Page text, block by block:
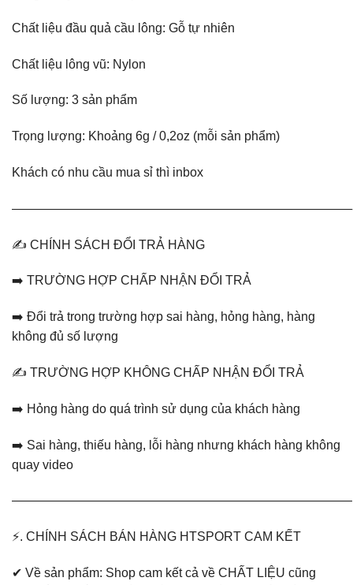
Chất liệu đầu quả cầu lông: Gỗ tự nhiên
Chất liệu lông vũ: Nylon
Số lượng: 3 sản phẩm
Trọng lượng: Khoảng 6g / 0,2oz (mỗi sản phẩm)
Khách có nhu cầu mua sỉ thì inbox
✍️ CHÍNH SÁCH ĐỔI TRẢ HÀNG
➡️ TRƯỜNG HỢP CHẤP NHẬN ĐỔI TRẢ
➡️ Đổi trả trong trường hợp sai hàng, hỏng hàng, hàng
không đủ số lượng
✍️ TRƯỜNG HỢP KHÔNG CHẤP NHẬN ĐỔI TRẢ
➡️ Hỏng hàng do quá trình sử dụng của khách hàng
➡️ Sai hàng, thiếu hàng, lỗi hàng nhưng khách hàng không
quay video
———————————————————————————
⚡. CHÍNH SÁCH BÁN HÀNG HTSPORT CAM KẾT
✔ Về sản phẩm: Shop cam kết cả về CHẤT LIỆU cũng